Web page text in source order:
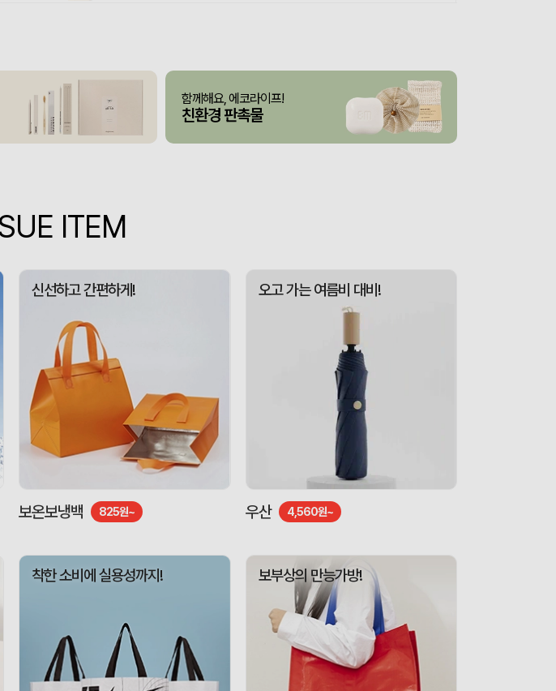
08-07
[26년 설]CJ 스마트초이스 L호 서정은 08-07
300 접이식 장바구니 포켓가방 3종 1P 이하영 산출완료 08-07
1200
100 장은지 접수중
산출완료
30 상품제안(웰컴키트제작) 산출완료
함께해요, 에코라이프!
친환경 판촉물
ITEM
신선하고 간편하게!
보온보냉백 825원~
오고 가는 여름비 대비!
우산 4,560원~
착한 소비에 실용성까지! 보부상의 만능가방!